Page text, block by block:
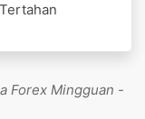
Forex Mingguan -